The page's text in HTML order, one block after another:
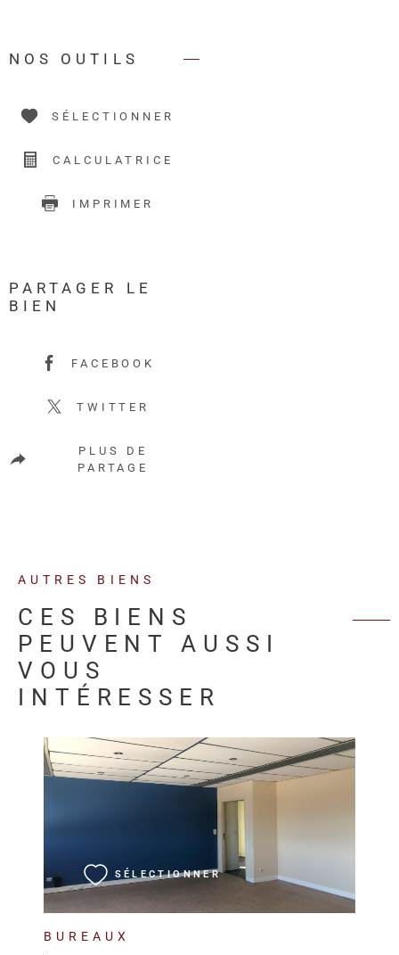
NOS OUTILS
SÉLECTIONNER
CALCULATRICE
IMPRIMER
PARTAGER LE
BIEN
FACEBOOK
TWITTER
PLUS DE
PARTAGE
AUTRES BIENS
CES BIENS
PEUVENT AUSSI
VOUS
INTÉRESSER
BUREAUX
SÉLECTIONNER